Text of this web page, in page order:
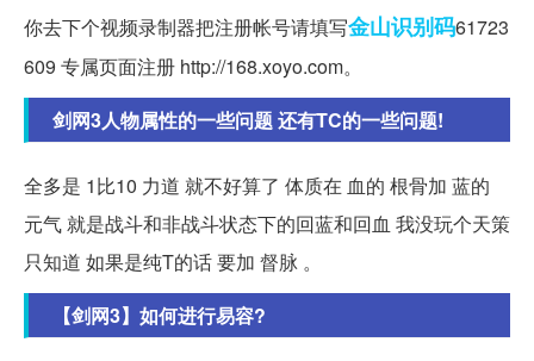
你去下个视频录制器把注册帐号请填写金山识别码61723
609 专属页面注册 http://168.xoyo.com。
剑网3人物属性的一些问题 还有TC的一些问题!
全多是 1比10 力道 就不好算了 体质在 血的 根骨加 蓝的
元气 就是战斗和非战斗状态下的回蓝和回血 我没玩个天策
只知道 如果是纯T的话 要加 督脉 。
【剑网3】如何进行易容?